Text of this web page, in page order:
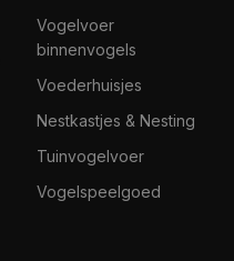
Vogelvoer
binnenvogels
Voederhuisjes
Nestkastjes & Nesting
Tuinvogelvoer
Vogelspeelgoed